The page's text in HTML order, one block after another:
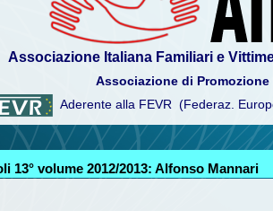
Associazione Italiana Familiari e
Associazione di Promozione
Aderente alla FEVR (Federaz.
13° volume 2012/2013: Alfonso Mannari